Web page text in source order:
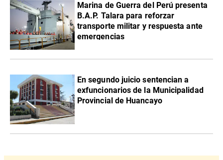
Marina de Guerra del Perú presenta
B.A.P. Talara para reforzar
transporte militar y respuesta ante
emergencias
En segundo juicio sentencian a
exfuncionarios de la Municipalidad
Provincial de Huancayo